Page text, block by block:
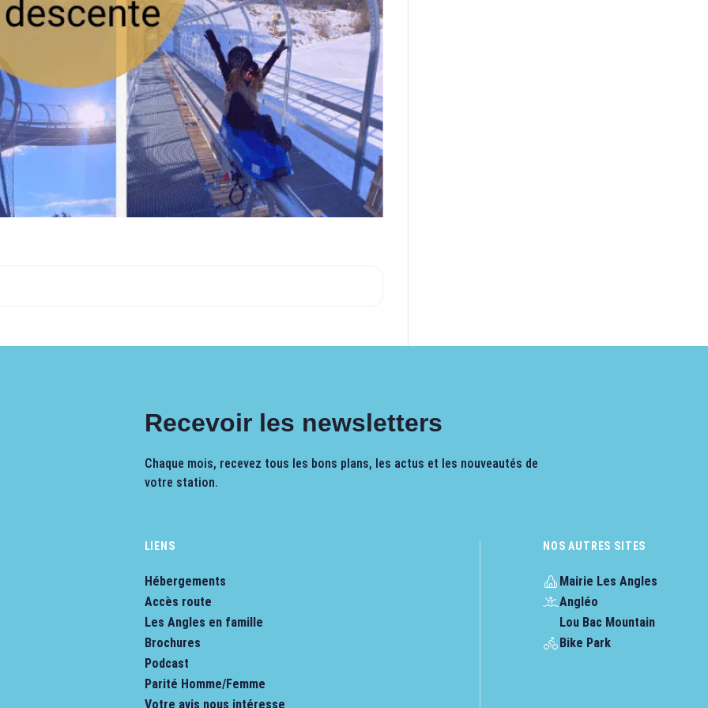
Recevoir les newsletters
Chaque mois, recevez tous les bons plans, les actus et les nouveautés de
votre station.
LIENS
Hébergements
Accès route
Les Angles en famille
Brochures
Podcast
Parité Homme/Femme
Votre avis nous intéresse
NOS AUTRES SITES
Mairie Les Angles
Angléo
Lou Bac Mountain
Bike Park